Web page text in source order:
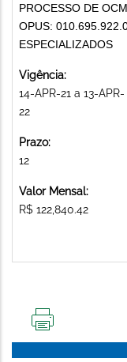
PROCESSO DE
OPUS:
ESPECIALIZADOS
Vigência:
14-APR-21 a 13-APR-
22
Prazo:
12
Valor Mensal:
R$ 122,840.42